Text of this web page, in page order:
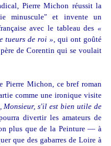
Pierre Michon réussit la
minuscule" et invente un
avec le tableau des «
tueurs de roi », qui ont goûté
de Corentin qui se voulait
Pierre Michon, ce bref roman
comme une ironique visite
Monsieur, s'il est bien utile de
divertir les amateurs de
plus que de la Peinture — à
que des gabarres de Loire à